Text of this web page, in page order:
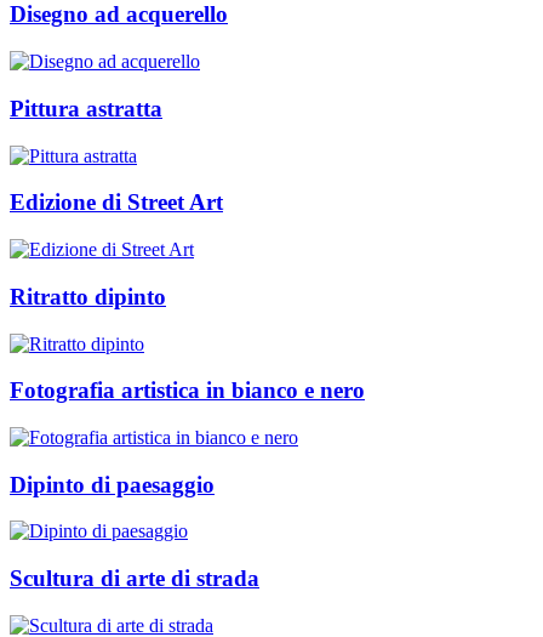
Disegno ad acquerello
Pittura astratta
Edizione di Street Art
Ritratto dipinto
Fotografia artistica in bianco e nero
Dipinto di paesaggio
Scultura di arte di strada